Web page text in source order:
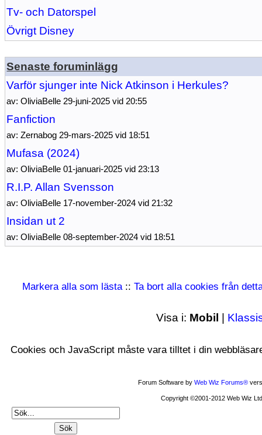
Tv- och Datorspel
Övrigt Disney
Senaste foruminlägg
Varför sjunger inte Nick Atkinson i Herkules?
av: OliviaBelle 29-juni-2025 vid 20:55
Fanfiction
av: Zernabog 29-mars-2025 vid 18:51
Mufasa (2024)
av: OliviaBelle 01-januari-2025 vid 23:13
R.I.P. Allan Svensson
av: OliviaBelle 17-november-2024 vid 21:32
Insidan ut 2
av: OliviaBelle 08-september-2024 vid 18:51
Markera alla som lästa :: Ta bort alla cookies från
Visa i: Mobil |
Cookies och JavaScript måste vara tilltet i din
Forum Software by Web Wiz Forums®
Copyright ©2001-2012 Web Wiz